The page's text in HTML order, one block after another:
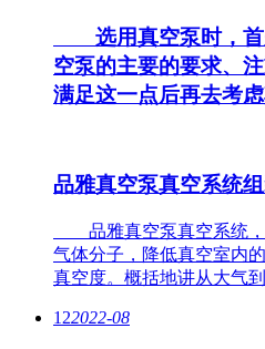
选用真空泵时，首
空泵的主要的要求、
满足这一点后再去考
品雅真空泵真空系统
品雅真空泵真空系统，
气体分子，降低真空室内
真空度。概括地讲从大气
122022-08